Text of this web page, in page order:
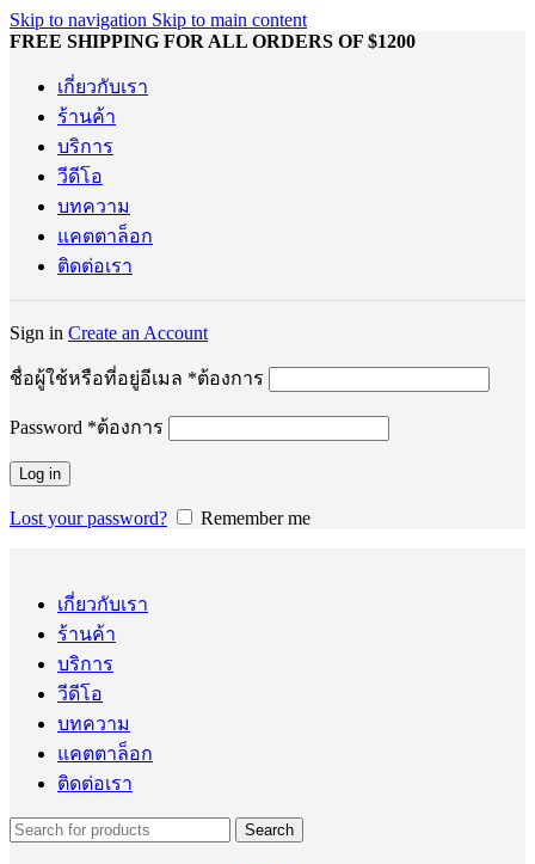
Skip to navigation Skip to main content
FREE SHIPPING FOR ALL ORDERS OF $1200
เกี่ยวกับเรา
ร้านค้า
บริการ
วีดีโอ
บทความ
แคตตาล็อก
ติดต่อเรา
Sign in Create an Account
ชื่อผู้ใช้หรือที่อยู่อีเมล *ต้องการ
Password *ต้องการ
Log in
Lost your password? Remember me
เกี่ยวกับเรา
ร้านค้า
บริการ
วีดีโอ
บทความ
แคตตาล็อก
ติดต่อเรา
Search